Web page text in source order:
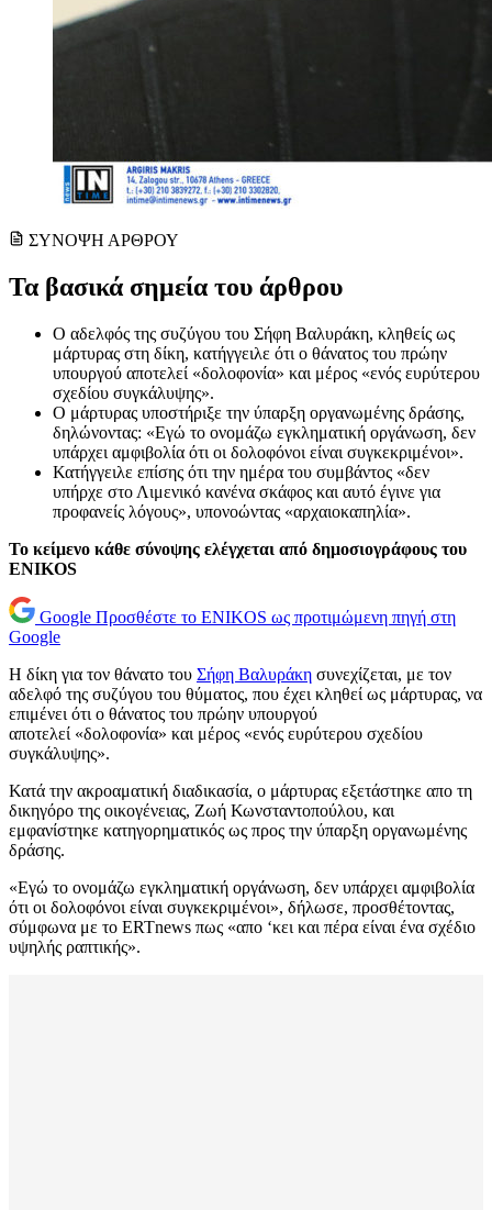
ΣΥΝΟΨΗ ΑΡΘΡΟΥ
Τα βασικά σημεία του άρθρου
Ο αδελφός της συζύγου του Σήφη Βαλυράκη, κληθείς ως
μάρτυρας στη δίκη, κατήγγειλε ότι ο θάνατος του πρώην
υπουργού αποτελεί «δολοφονία» και μέρος «ενός ευρύτερου
σχεδίου συγκάλυψης».
Ο μάρτυρας υποστήριξε την ύπαρξη οργανωμένης δράσης,
δηλώνοντας: «Εγώ το ονομάζω εγκληματική οργάνωση, δεν
υπάρχει αμφιβολία ότι οι δολοφόνοι είναι συγκεκριμένοι».
Κατήγγειλε επίσης ότι την ημέρα του συμβάντος «δεν
υπήρχε στο Λιμενικό κανένα σκάφος και αυτό έγινε για
προφανείς λόγους», υπονοώντας «αρχαιοκαπηλία».
Το κείμενο κάθε σύνοψης ελέγχεται από δημοσιογράφους του
ENIKOS
Google Προσθέστε το ENIKOS ως προτιμώμενη πηγή στη
Google
Η δίκη για τον θάνατο του Σήφη Βαλυράκη συνεχίζεται, με τον
αδελφό της συζύγου του θύματος, που έχει κληθεί ως μάρτυρας, να
επιμένει ότι ο θάνατος του πρώην υπουργού
αποτελεί «δολοφονία» και μέρος «ενός ευρύτερου σχεδίου
συγκάλυψης».
Κατά την ακροαματική διαδικασία, ο μάρτυρας εξετάστηκε απο τη
δικηγόρο της οικογένειας, Ζωή Κωνσταντοπούλου, και
εμφανίστηκε κατηγορηματικός ως προς την ύπαρξη οργανωμένης
δράσης.
«Εγώ το ονομάζω εγκληματική οργάνωση, δεν υπάρχει αμφιβολία
ότι οι δολοφόνοι είναι συγκεκριμένοι», δήλωσε, προσθέτοντας,
σύμφωνα με το ERTnews πως «απο ‘κει και πέρα είναι ένα σχέδιο
υψηλής ραπτικής».